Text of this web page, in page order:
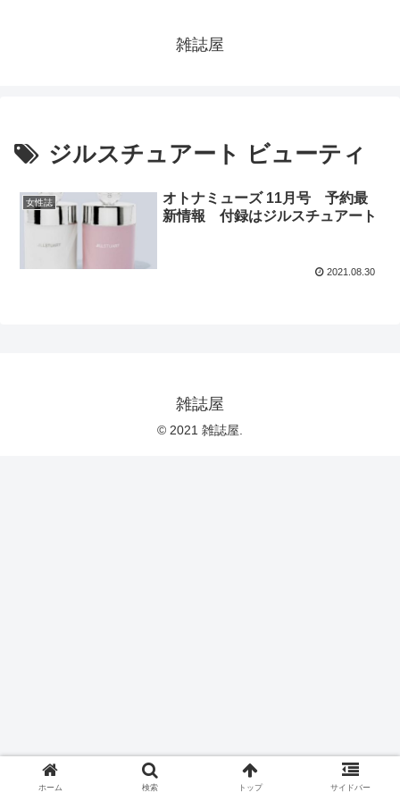
雑誌屋
ジルスチュアート ビューティ
女性誌
オトナミューズ 11月号 予約最
新情報 付録はジルスチュアート
2021.08.30
雑誌屋
© 2021 雑誌屋.
ホーム 検索 トップ サイドバー